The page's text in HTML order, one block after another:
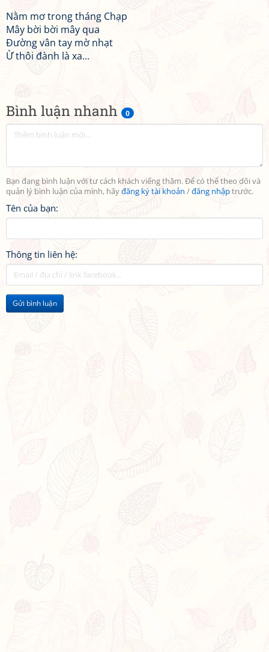
Bình luận nhanh 0
Bạn đang bình luận với tư cách khách viếng thăm. Để có thể theo dõi và
quản lý bình luận của mình, hãyđăng ký tài khoản /đăng nhậptrước.
Tên của bạn:
Thông tin liên hệ:
Gửi bình luận
Nằm mơ trong tháng Chạp
Mây bời bời mây qua
Đường vân tay mờ nhạt
Ừ thôi đành là xa...